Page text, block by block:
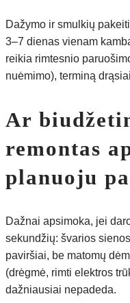
Dažymo ir smulkių
3–7 dienas vienam
reikia rimtesnio
nuėmimo), terminą
Ar
remontas
planuoju
Dažnai apsimoka, jei
sekundžių: švarios
paviršiai, be matomų
(drėgmė, rimti elektros
dažniausiai nepadeda.